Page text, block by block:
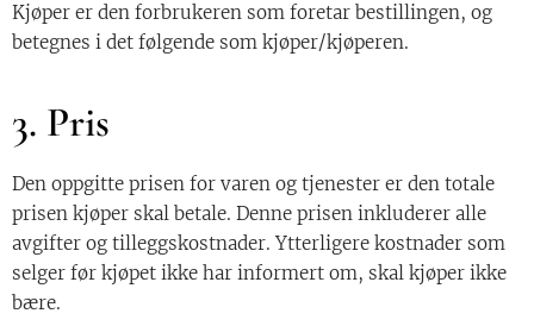
Kjøper er den forbrukeren som foretar bestillingen, og
betegnes i det følgende som kjøper/kjøperen.
3. Pris
Den oppgitte prisen for varen og tjenester er den totale
prisen kjøper skal betale. Denne prisen inkluderer alle
avgifter og tilleggskostnader. Ytterligere kostnader som
selger før kjøpet ikke har informert om, skal kjøper ikke
bære.